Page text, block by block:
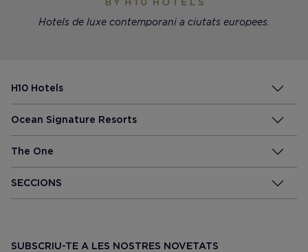
Hotels de luxe contemporani a ciutats europees.
H10 Hotels
Ocean Signature Resorts
The One
SECCIONS
SUBSCRIU-TE A LES NOSTRES NOVETATS